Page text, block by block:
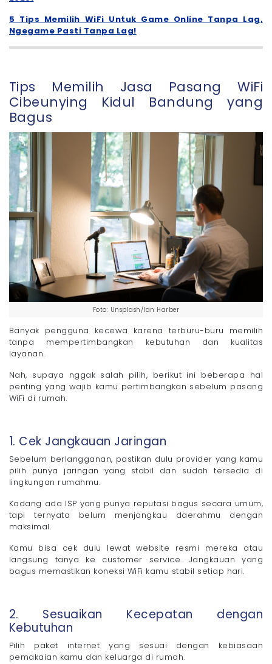
5 Tips Memilih WiFi Untuk Game Online Tanpa Lag,
Ngegame Pasti Tanpa Lag!
Tips Memilih Jasa Pasang WiFi
Cibeunying Kidul Bandung yang
Bagus
Foto: Unsplash/Ian Harber
Banyak pengguna kecewa karena terburu-buru memilih
tanpa mempertimbangkan kebutuhan dan kualitas
layanan.
Nah, supaya nggak salah pilih, berikut ini beberapa hal
penting yang wajib kamu pertimbangkan sebelum pasang
WiFi di rumah.
1. Cek Jangkauan Jaringan
Sebelum berlangganan, pastikan dulu provider yang kamu
pilih punya jaringan yang stabil dan sudah tersedia di
lingkungan rumahmu.
Kadang ada ISP yang punya reputasi bagus secara umum,
tapi ternyata belum menjangkau daerahmu dengan
maksimal.
Kamu bisa cek dulu lewat website resmi mereka atau
langsung tanya ke customer service. Jangkauan yang
bagus memastikan koneksi WiFi kamu stabil setiap hari.
2. Sesuaikan Kecepatan dengan
Kebutuhan
Pilih paket internet yang sesuai dengan kebiasaan
pemakaian kamu dan keluarga di rumah.